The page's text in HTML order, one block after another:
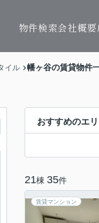
物件検索会社概要
イル 幡ヶ谷の賃貸物件
おすすめのエ
21棟 35件
賃貸マンション